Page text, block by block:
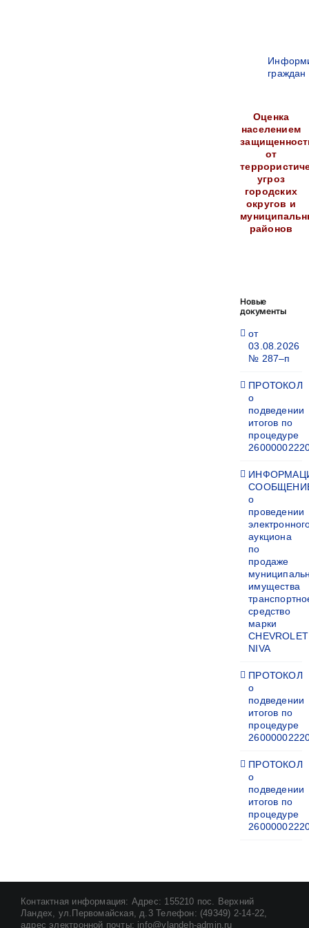
граждан
Оценка
населением
от
угроз
городских
округов и
районов
Новые
документы
от
03.08.2026
№ 287–п
ПРОТОКОЛ
о
подведении
итогов по
процедуре
о
проведении
аукциона
по
продаже
имущества
средство
марки
CHEVROLET
NIVA
ПРОТОКОЛ
о
подведении
итогов по
процедуре
ПРОТОКОЛ
о
подведении
итогов по
процедуре
Контактная информация: Адрес: 155210 пос. Верхний
Ландех, ул.Первомайская, д.3 Телефон: (49349) 2-14-22,
адрес электронной почты: info@vlandeh-admin.ru